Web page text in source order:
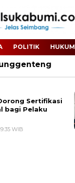
POLITIK HUKUM
Sertifikasi
bagi Pelaku
WIB